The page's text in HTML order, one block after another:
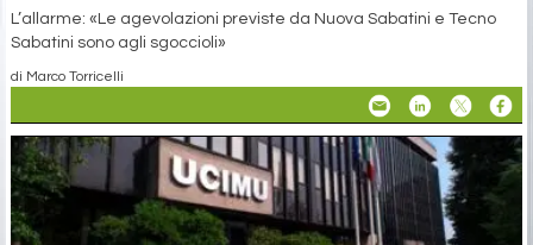
L’allarme: «Le agevolazioni previste da Nuova Sabatini e Tecno
Sabatini sono agli sgoccioli»
di Marco Torricelli